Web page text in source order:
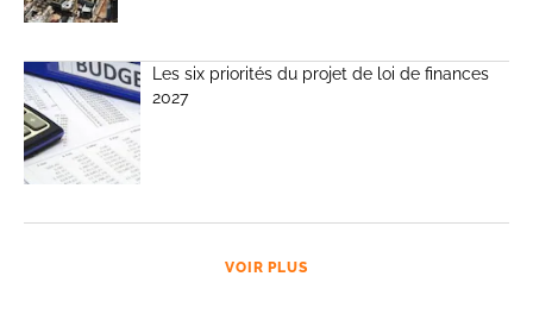
Les six priorités du projet de loi de finances
2027
VOIR PLUS